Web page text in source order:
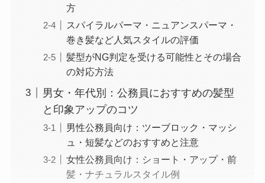
方
スパイラルパーマ・ニュアンスパーマ・
巻き髪など人気スタイルの評価
髪型がNG判定を受ける可能性とその場合
の対応方法
男女・年代別：公務員におすすめの髪型
と印象アップのコツ
男性公務員向け：ツーブロック・マッシ
ュ・短髪などのおすすめと注意
女性公務員向け：ショート・アップ・前
髪・ナチュラルスタイル例